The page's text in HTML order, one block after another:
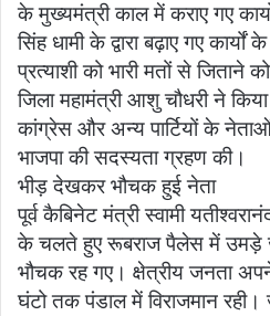
के मुख्यमंत्री काल में कराए गए
सिंह धामी के द्वारा बढ़ाए गए
प्रत्याशी को भारी मतों से जिताने
जिला महामंत्री आशु चौधरी ने
कांग्रेस और अन्य पार्टियों के
भाजपा की सदस्यता ग्रहण की।
भीड़ देखकर भौचक हुई नेता
पूर्व कैबिनेट मंत्री स्वामी
के चलते हुए रूबराज पैलेस में उमड़े
भौचक रह गए। क्षेत्रीय जनता
घंटो तक पंडाल में विराजमान